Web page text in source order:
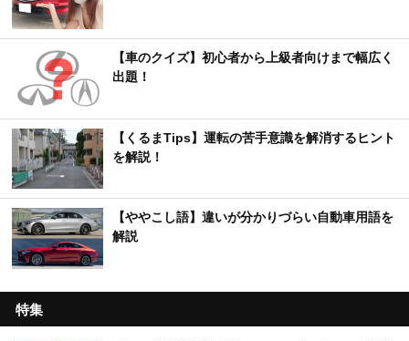
【車のクイズ】初心者から上級者向けまで幅広く
出題！
【くるまTips】運転の苦手意識を解消するヒント
を解説！
【ややこし語】違いが分かりづらい自動車用語を
解説
特集